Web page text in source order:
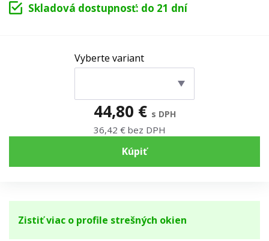
Skladová dostupnosť: do 21 dní
Vyberte variant
44,80 € s DPH
36,42 € bez DPH
Kúpiť
Zistiť viac o profile strešných okien